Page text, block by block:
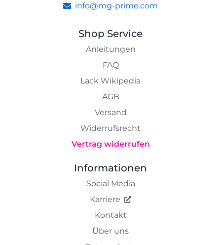
info@mg-prime.com
Shop Service
Anleitungen
FAQ
Lack Wikipedia
AGB
Versand
Widerrufsrecht
Vertrag widerrufen
Informationen
Social Media
Karriere
Kontakt
Über uns